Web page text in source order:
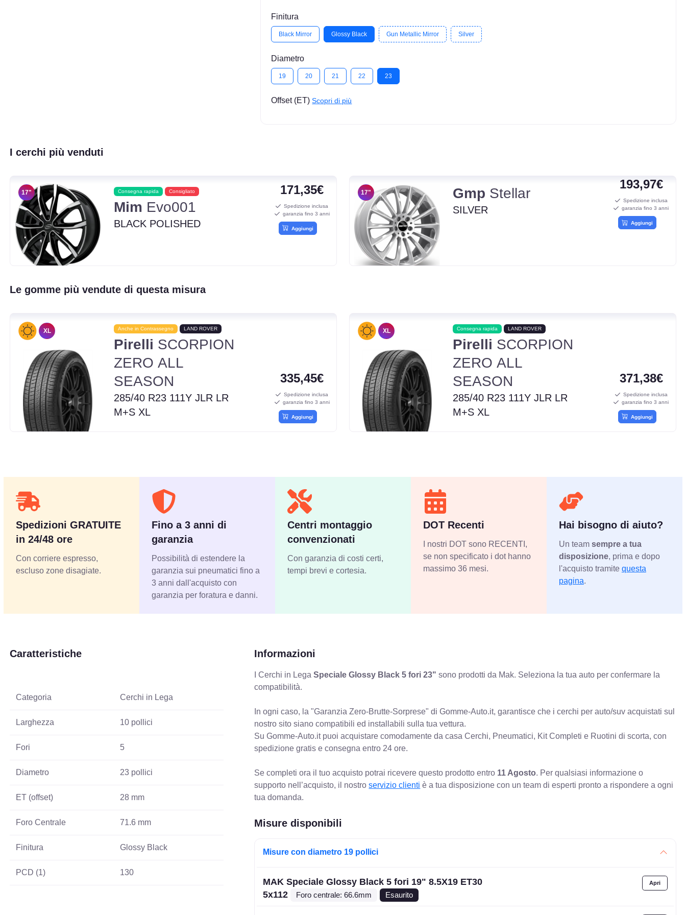
Finitura
Black Mirror Glossy Black Gun Metallic Mirror Silver
Diametro
19 20 21 22 23
Offset (ET)Scopri di più
I cerchi più venduti
17" Consegna rapida Consigliato
Mim Evo001
BLACK POLISHED
171,35€
Spedizione inclusa
garanzia fino 3 anni
Aggiungi
17" Gmp Stellar
SILVER
193,97€
Spedizione inclusa
garanzia fino 3 anni
Aggiungi
Le gomme più vendute di questa misura
XL Anche in Contrassegno LAND ROVER
Pirelli SCORPION
ZERO ALL
SEASON
285/40 R23 111Y JLR LR
M+S XL
335,45€
Spedizione inclusa
garanzia fino 3 anni
Aggiungi
XL Consegna rapida LAND ROVER
Pirelli SCORPION
ZERO ALL
SEASON
285/40 R23 111Y JLR LR
M+S XL
371,38€
Spedizione inclusa
garanzia fino 3 anni
Aggiungi
Spedizioni GRATUITE
in 24/48 ore
Con corriere espresso,
escluso zone disagiate.
Fino a 3 anni di
garanzia
Possibilità di estendere la
garanzia sui pneumatici fino a
3 anni dall'acquisto con
garanzia per foratura e danni.
Centri montaggio
convenzionati
Con garanzia di costi certi,
tempi brevi e cortesia.
DOT Recenti
I nostri DOT sono RECENTI,
se non specificato i dot hanno
massimo 36 mesi.
Hai bisogno di aiuto?
Un team sempre a tua
disposizione, prima e dopo
l'acquisto tramite questa
pagina.
Caratteristiche
Categoria Cerchi in Lega
Larghezza 10 pollici
Fori 5
Diametro 23 pollici
ET (offset) 28 mm
Foro Centrale 71.6 mm
Finitura Glossy Black
PCD (1) 130
Informazioni
I Cerchi in LegaSpeciale Glossy Black 5 fori 23" sono prodotti da Mak. Seleziona la tua auto per confermare la
compatibilità.
In ogni caso, la "Garanzia Zero-Brutte-Sorprese" di Gomme-Auto.it, garantisce che i cerchi per auto/suv acquistati sul
nostro sito siano compatibili ed installabili sulla tua vettura.
Su Gomme-Auto.it puoi acquistare comodamente da casa Cerchi, Pneumatici, Kit Completi e Ruotini di scorta, con
spedizione gratis e consegna entro 24 ore.
Se completi ora il tuo acquisto potrai ricevere questo prodotto entro 11 Agosto. Per qualsiasi informazione o
supporto nell’acquisto, il nostroservizio clienti è a tua disposizione con un team di esperti pronto a rispondere a ogni
tua domanda.
Misure disponibili
Misure con diametro 19 pollici
MAK Speciale Glossy Black 5 fori 19" 8.5X19 ET30
5x112
Foro centrale: 66.6mm Esaurito